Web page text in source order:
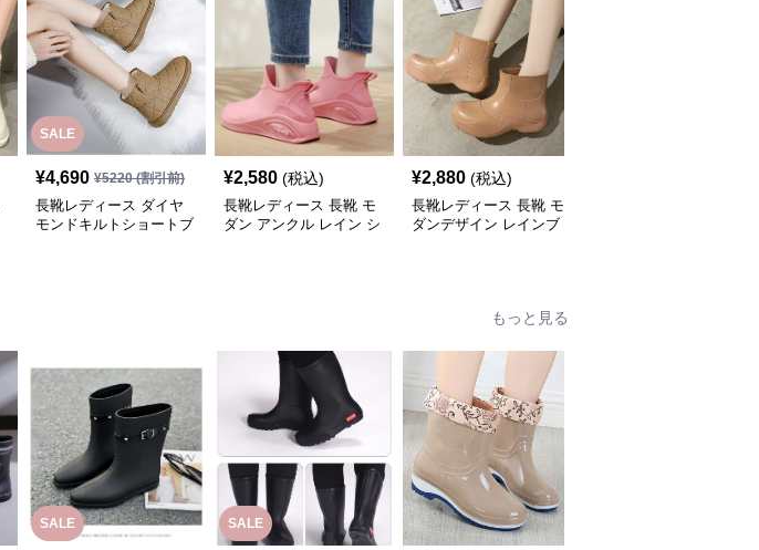
SALE
¥4,690 ¥5220(割引前)
長靴レディース ダイヤ
モンドキルトショートブ
¥2,580 (税込)
長靴レディース 長靴 モ
ダン アンクル レイン シ
¥2,880 (税込)
長靴レディース 長靴 モ
ダンデザイン レインブ
もっと見る
SALE SALE